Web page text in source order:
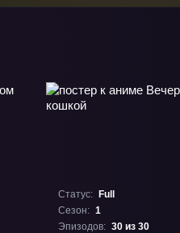
Статус:
Full
Сезон: 1
Эпизодов: 30 из 30